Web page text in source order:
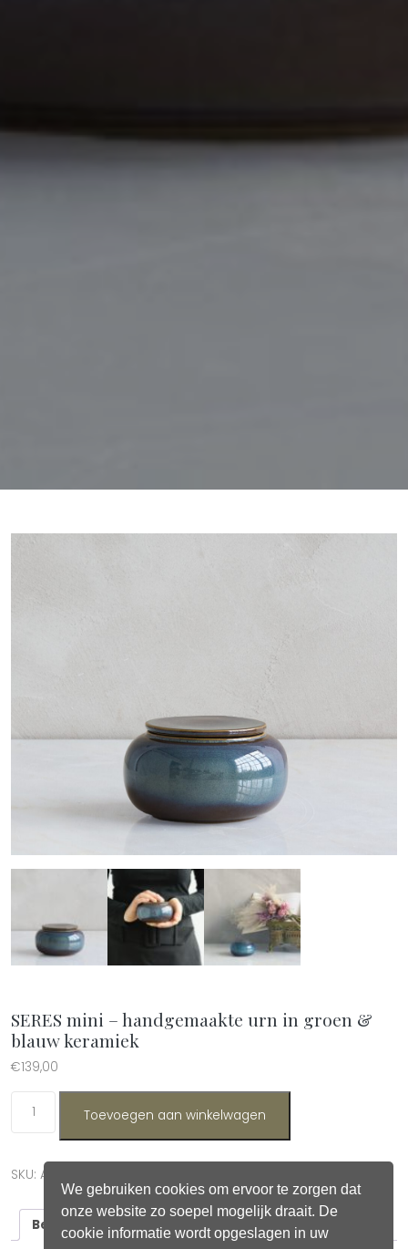
SERES mini – handgemaakte urn in groen &
blauw keramiek
€139,00
Toevoegen aan winkelwagen
SKU: ART09
Beschrijving
We gebruiken cookies om ervoor te zorgen dat
onze website zo soepel mogelijk draait. De
cookie informatie wordt opgeslagen in uw